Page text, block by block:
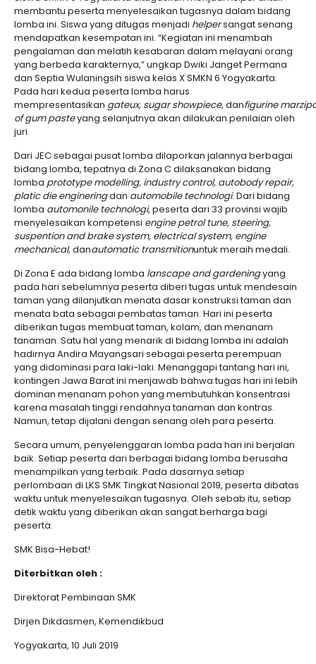
membantu peserta menyelesaikan tugasnya dalam bidang
lomba ini. Siswa yang ditugas menjadi helpersangat senang
mendapatkan kesempatan ini. “Kegiatan ini menambah
pengalaman dan melatih kesabaran dalam melayani orang
yang berbeda karakternya,” ungkap Dwiki Janget Permana
dan Septia Wulaningsih siswa kelas X SMKN 6 Yogyakarta.
Pada hari kedua peserta lomba harus
mempresentasikan gateux, sugarshowpiece,danfigurine
ofgumpasteyang selanjutnya akan dilakukan penilaian oleh
juri.
Dari JEC sebagai pusat lomba dilaporkan jalannya berbagai
bidang lomba, tepatnya di Zona C dilaksanakan bidang
lomba prototype modelling, industry control, autobody repair,
platic die engineringdan automobile technologi. Dari bidang
lomba automonile technologi,peserta dari 33 provinsi wajib
menyelesaikan kompetensi engine petrol tune, steering,
suspention and brake system, electrical system, engine
mechanical,danautomatic transmitionuntuk meraih medali.
Di Zona E ada bidang lomba lanscape and gardeningyang
pada hari sebelumnya peserta diberi tugas untuk mendesain
taman yang dilanjutkan menata dasar konstruksi taman dan
menata bata sebagai pembatas taman. Hari ini peserta
diberikan tugas membuat taman, kolam, dan menanam
tanaman. Satu hal yang menarik di bidang lomba ini adalah
hadirnya Andira Mayangsari sebagai peserta perempuan
yang didominasi para laki-laki. Menanggapi tantang hari ini,
kontingen Jawa Barat ini menjawab bahwa tugas hari ini lebih
dominan menanam pohon yang membutuhkan konsentrasi
karena masalah tinggi rendahnya tanaman dan kontras.
Namun, tetap dijalani dengan senang oleh para peserta.
Secara umum, penyelenggaran lomba pada hari ini berjalan
baik. Setiap peserta dari berbagai bidang lomba berusaha
menampilkan yang terbaik. Pada dasarnya setiap
perlombaan di LKS SMK Tingkat Nasional 2019, peserta dibatas
waktu untuk menyelesaikan tugasnya. Oleh sebab itu, setiap
detik waktu yang diberikan akan sangat berharga bagi
peserta.
SMK Bisa-Hebat!
Diterbitkan oleh :
Direktorat Pembinaan SMK
Dirjen Dikdasmen, Kemendikbud
Yogyakarta, 10 Juli 2019